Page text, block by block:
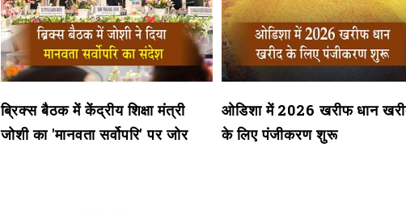
ब्रिक्स बैठक में केंद्रीय शिक्षा मंत्री
जोशी का 'मानवता सर्वोपरि' पर जोर
ओडिशा में 2026 खरीफ धान
के लिए पंजीकरण शुरू